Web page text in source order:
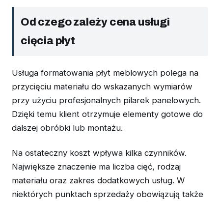
Od czego zależy cena usługi
cięcia płyt
Usługa formatowania płyt meblowych polega na
przycięciu materiału do wskazanych wymiarów
przy użyciu profesjonalnych pilarek panelowych.
Dzięki temu klient otrzymuje elementy gotowe do
dalszej obróbki lub montażu.
Na ostateczny koszt wpływa kilka czynników.
Największe znaczenie ma liczba cięć, rodzaj
materiału oraz zakres dodatkowych usług. W
niektórych punktach sprzedaży obowiązują także